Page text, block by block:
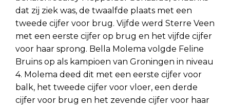
dat zij ziek was, de twaalfde plaats met een
tweede cijfer voor brug. Vijfde werd Sterre Veen
met een eerste cijfer op brug en het vijfde cijfer
voor haar sprong. Bella Molema volgde Feline
Bruins op als kampioen van Groningen in niveau
4. Molema deed dit met een eerste cijfer voor
balk, het tweede cijfer voor vloer, een derde
cijfer voor brug en het zevende cijfer voor haar